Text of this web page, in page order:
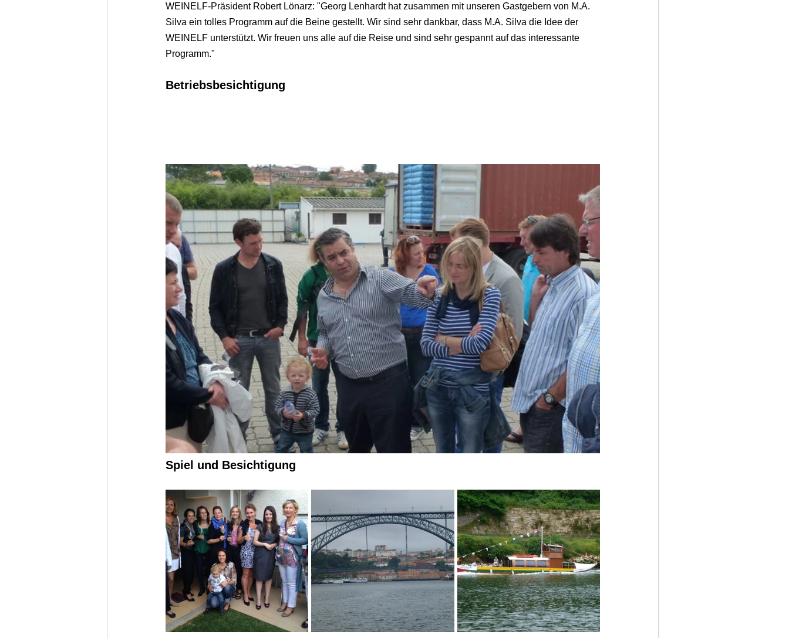
WEINELF-Präsident Robert Lönarz: "Georg Lenhardt hat zusammen mit unseren Gastgebern von M.A.
Silva ein tolles Programm auf die Beine gestellt. Wir sind sehr dankbar, dass M.A. Silva die Idee der
WEINELF unterstützt. Wir freuen uns alle auf die Reise und sind sehr gespannt auf das interessante
Programm."
Betriebsbesichtigung
Spiel und Besichtigung